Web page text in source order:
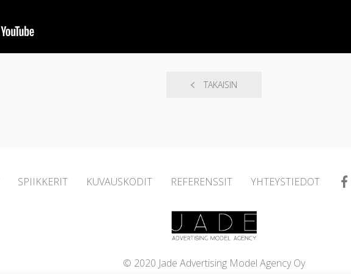
TAKAISIN
SPIIKKERIT KUVAUSKODIT REFERENSSIT YHTEYSTIEDOT
© 2020 Jade Advertising Model Agency Oy